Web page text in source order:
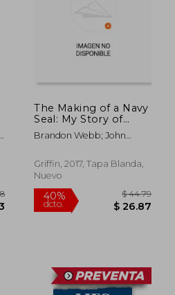
The Making of a Navy
Seal: My Story of
Surviving the
Toughest Challenge
(en Inglés)
Brandon Webb; John
Griffin, 2017, Tapa Blanda,
Nuevo